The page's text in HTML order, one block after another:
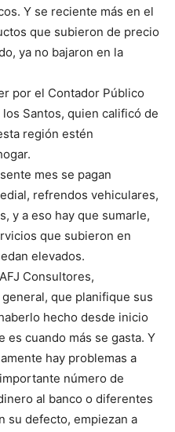
Y se reciente más en el
que subieron de precio
ya no bajaron en la
por el Contador Público
Santos, quien calificó de
región estén
mes se pagan
refrendos vehiculares,
y a eso hay que sumarle,
que subieron en
elevados.
Consultores,
que planifique sus
hecho desde inicio
cuando más se gasta. Y
hay problemas a
número de
al banco o diferentes
su defecto, empiezan a